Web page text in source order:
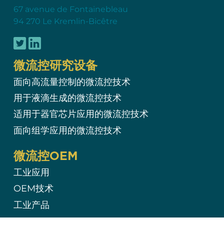
67 avenue de Fontainebleau
94 270 Le Kremlin-Bicêtre
微流控研究设备
面向高流量控制的微流控技术
用于液滴生成的微流控技术
适用于器官芯片应用的微流控技术
面向组学应用的微流控技术
微流控OEM
工业应用
OEM技术
工业产品